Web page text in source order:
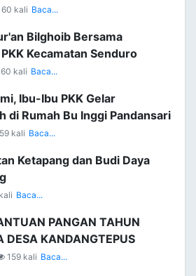
kali Baca...
Bilghoib Bersama
Kecamatan Senduro
kali Baca...
Ibu-Ibu PKK Gelar
di Rumah Bu Inggi Pandansari
kali Baca...
Ketapang dan Budi Daya
Baca...
PANGAN TAHUN
DESA KANDANGTEPUS
159 kali Baca...